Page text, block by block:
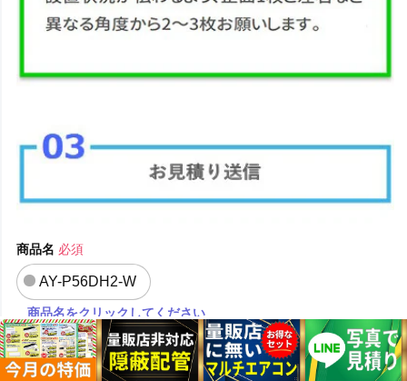
商品名 必須
AY-P56DH2-W
商品名をクリックしてください
申込種別